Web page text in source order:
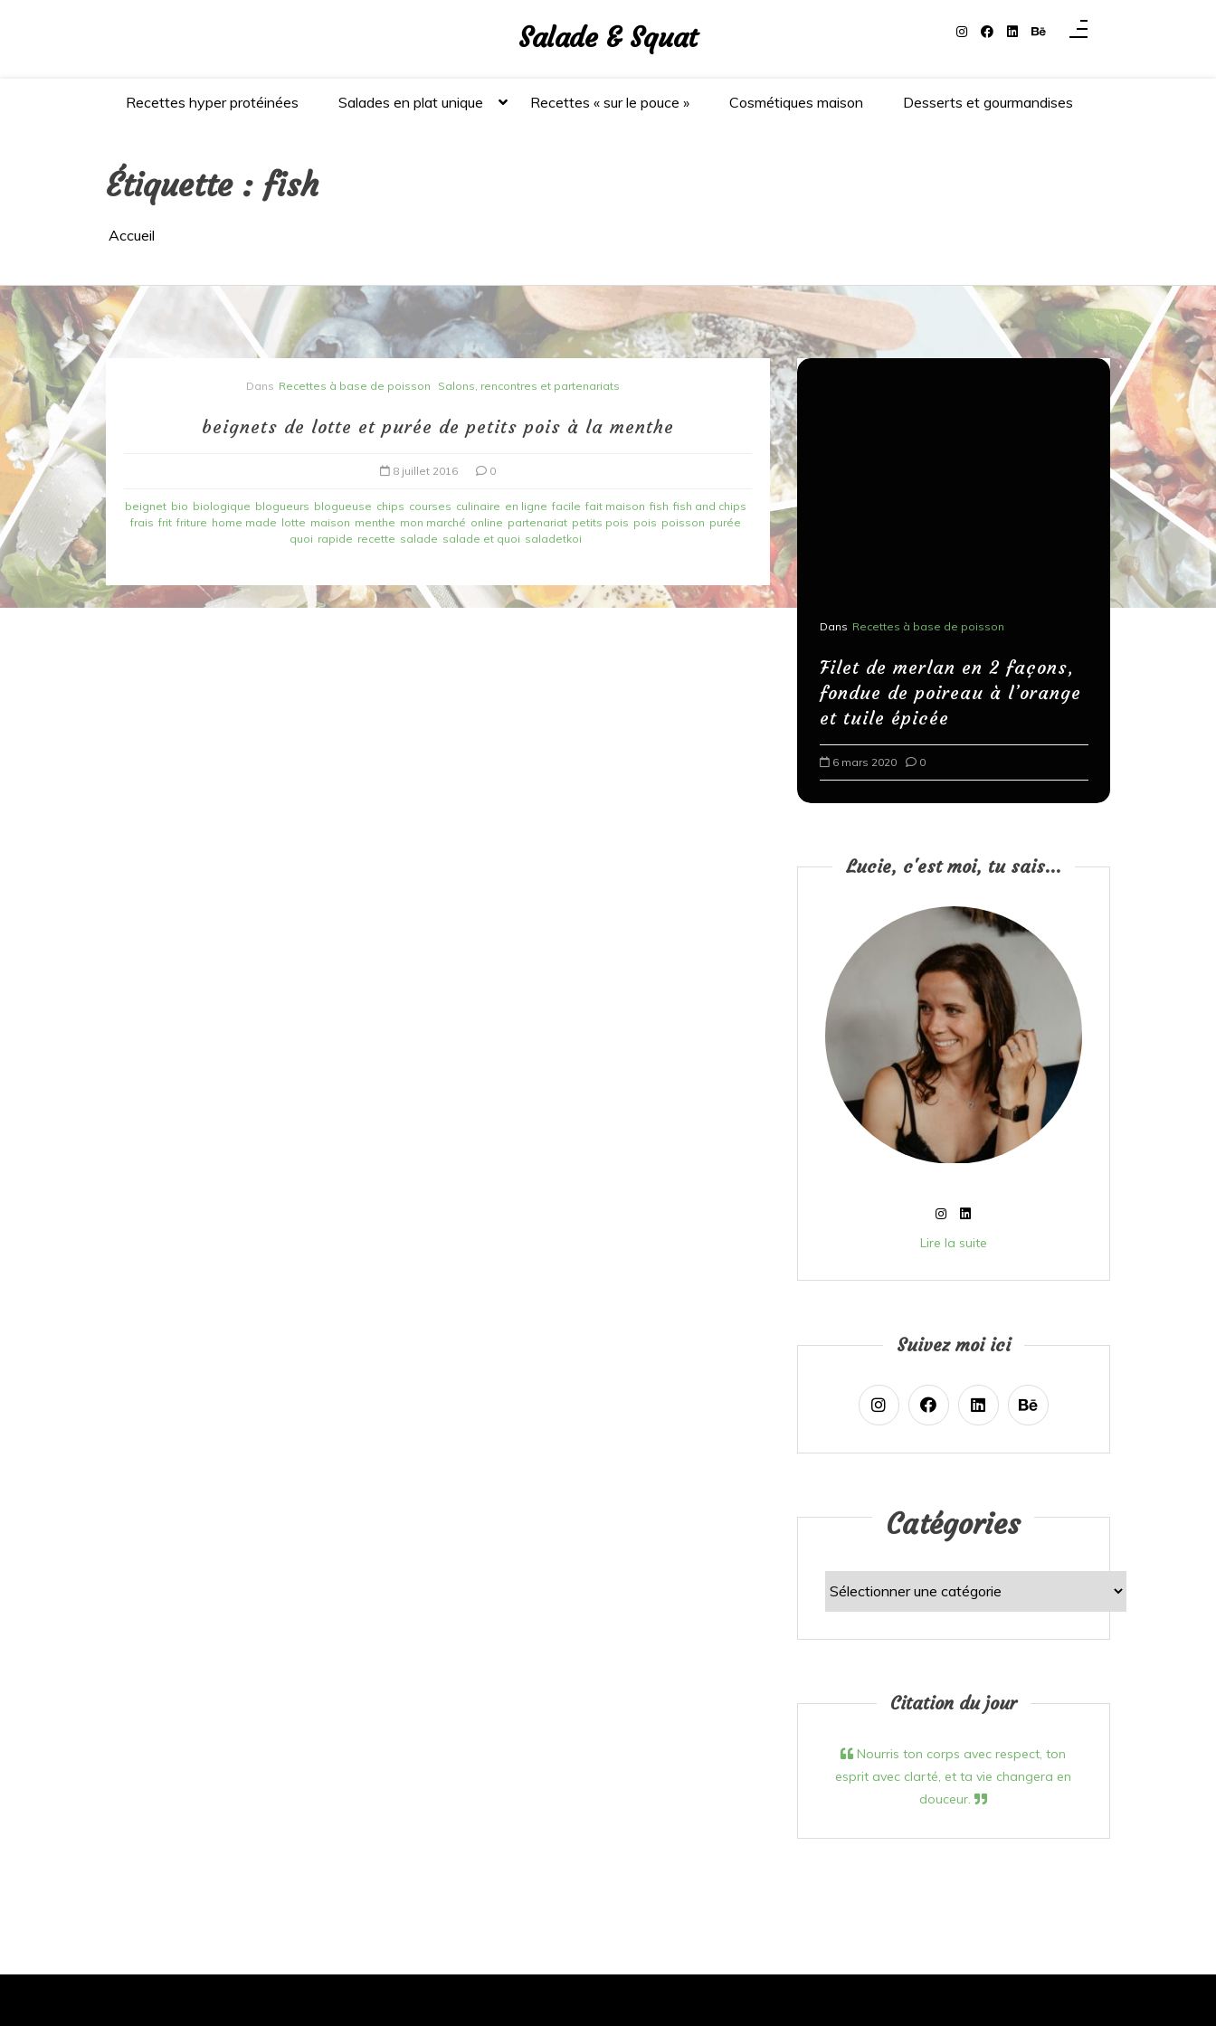
Salade & Squat
Recettes hyper protéinées Salades en plat unique Recettes « sur le pouce » Cosmétiques maison Desserts et gourmandises
Étiquette : fish
Accueil
Dans Recettes à base de poisson Salons, rencontres et partenariats
beignets de lotte et purée de petits pois à la menthe
8 juillet 2016 0
beignet bio biologique blogueurs blogueuse chips courses culinaire en ligne facile fait maison fish fish and chips
frais frit friture home made lotte maison menthe mon marché online partenariat petits pois pois poisson purée
quoi rapide recette salade salade et quoi saladetkoi
Dans Recettes à base de poisson
Filet de merlan en 2 façons,
fondue de poireau à l’orange
et tuile épicée
6 mars 2020 0
Lucie, c'est moi, tu sais...
Lire la suite
Suivez moi ici
Catégories
Citation du jour
Nourris ton corps avec respect, ton
esprit avec clarté, et ta vie changera en
douceur.